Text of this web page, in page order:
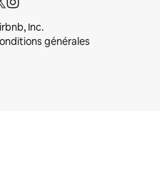
Inc.
générales